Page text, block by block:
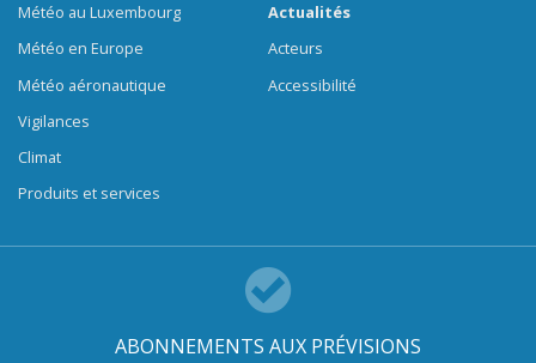
Météo au Luxembourg
Météo en Europe
Météo aéronautique
Vigilances
Climat
Produits et services
Actualités
Acteurs
Accessibilité
ABONNEMENTS AUX PRÉVISIONS